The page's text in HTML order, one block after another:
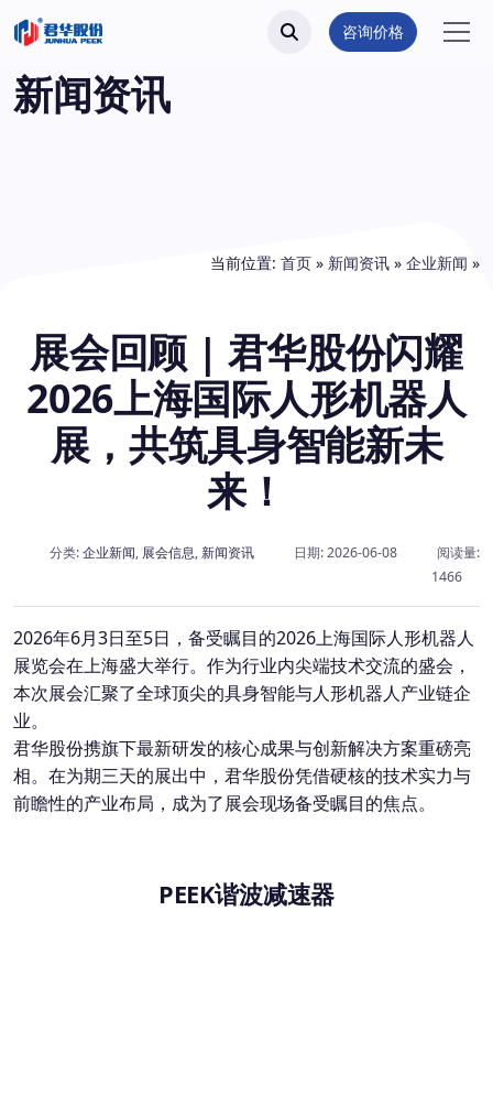
咨询价格
新闻资讯
当前位置: 首页 » 新闻资讯 » 企业新闻 »
展会回顾 | 君华股份闪耀
2026上海国际人形机器人
展，共筑具身智能新未
来！
分类:企业新闻, 展会信息,新闻资讯 日期: 2026-06-08
阅读量:
1466
2026年6月3日至5日，备受瞩目的2026上海国际人形机器人
展览会在上海盛大举行。作为行业内尖端技术交流的盛会，
本次展会汇聚了全球顶尖的具身智能与人形机器人产业链企
业。
君华股份携旗下最新研发的核心成果与创新解决方案重磅亮
相。在为期三天的展出中，君华股份凭借硬核的技术实力与
前瞻性的产业布局，成为了展会现场备受瞩目的焦点。
PEEK谐波减速器